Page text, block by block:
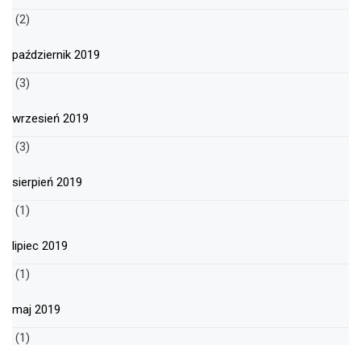
(2)
październik 2019
(3)
wrzesień 2019
(3)
sierpień 2019
(1)
lipiec 2019
(1)
maj 2019
(1)